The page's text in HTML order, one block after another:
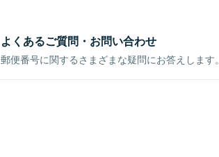
よくあるご質問・お問い合わせ
郵便番号に関するさまざまな疑問にお答えします。